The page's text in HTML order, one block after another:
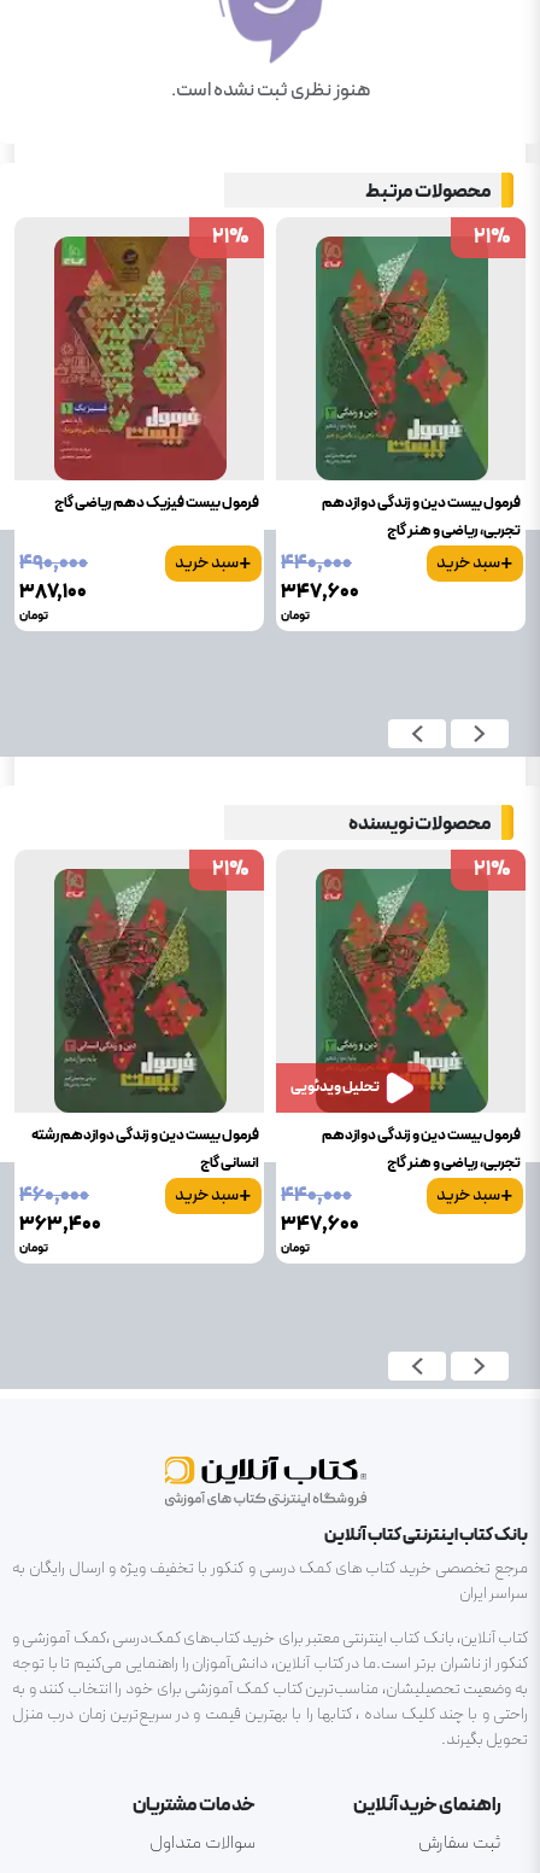
هنوز نظری ثبت نشده است.
محصولات مرتبط
فرمول بیست دین و زندگی دوازدهم
تجربی، ریاضی و هنر گاج
+سبد خرید
۴۴۰٬۰۰۰
۳۴۷٬۶۰۰
تومان
21%
21%
فرمول بیست فیزیک دهم ریاضی گاج
+سبد خرید
۴۹۰٬۰۰۰
۳۸۷٬۱۰۰
تومان
21%
21%
محصولات نویسنده
تحلیل ویدئویی
فرمول بیست دین و زندگی دوازدهم
تجربی، ریاضی و هنر گاج
+سبد خرید
۴۴۰٬۰۰۰
۳۴۷٬۶۰۰
تومان
21%
21%
فرمول بیست دین و زندگی دوازدهم رشته
انسانی گاج
+سبد خرید
۴۶۰٬۰۰۰
۳۶۳٬۴۰۰
تومان
21%
21%
بانک کتاب اینترنتی کتاب آنلاین
مرجع تخصصی خرید کتاب های کمک درسی و کنکور با تخفیف ویژه و ارسال رایگان به
سراسر ایران
کتاب آنلاین، بانک کتاب اینترنتی معتبر برای خرید کتاب‌های کمک‌درسی ،کمک آموزشی و
کنکور از ناشران برتر است.ما در کتاب آنلاین، دانش‌آموزان را راهنمایی می‌کنیم تا با توجه
به وضعیت تحصیلیشان، مناسب‌ترین کتاب کمک آموزشی برای خود را انتخاب کنند و به
راحتی و با چند کلیک ساده ، کتابها را با بهترین قیمت و در سریع‌ترین زمان درب منزل
تحویل بگیرند.
راهنمای خرید آنلاین
ثبت سفارش
خدمات مشتریان
سوالات متداول